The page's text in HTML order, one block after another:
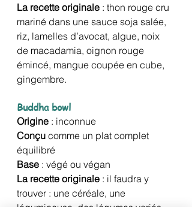
La recette originale : thon rouge cru
mariné dans une sauce soja salée,
riz, lamelles d’avocat, algue, noix
de macadamia, oignon rouge
émincé, mangue coupée en cube,
gingembre.
Buddha bowl
Origine : inconnue
Conçu comme un plat complet
équilibré
Base : végé ou végan
La recette originale : il faudra y
trouver : une céréale, une
légumineuse, des légumes variés,